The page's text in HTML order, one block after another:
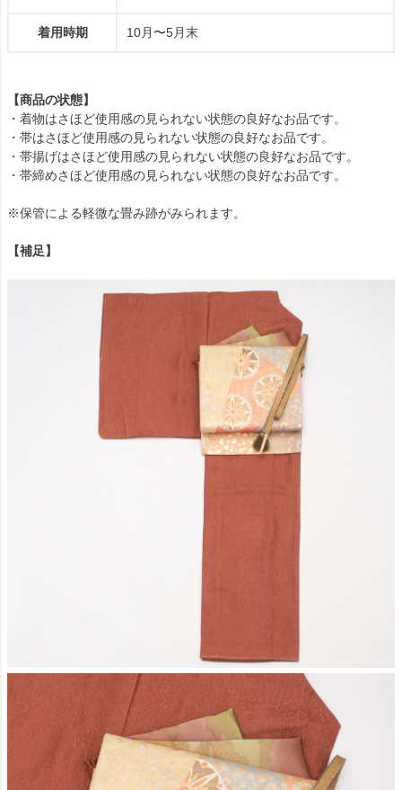
着用時期 10月〜5月末
【商品の状態】
・着物はさほど使用感の見られない状態の良好なお品です。
・帯はさほど使用感の見られない状態の良好なお品です。
・帯揚げはさほど使用感の見られない状態の良好なお品です。
・帯締めさほど使用感の見られない状態の良好なお品です。
※保管による軽微な畳み跡がみられます。
【補足】